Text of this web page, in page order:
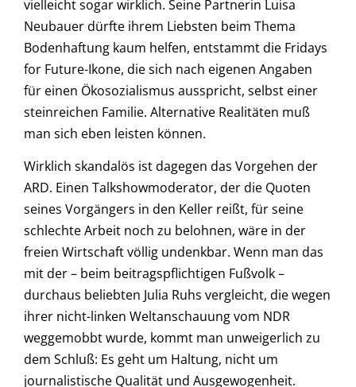
vielleicht sogar wirklich. Seine Partnerin Luisa
Neubauer dürfte ihrem Liebsten beim Thema
Bodenhaftung kaum helfen, entstammt die Fridays
for Future-Ikone, die sich nach eigenen Angaben
für einen Ökosozialismus ausspricht, selbst einer
steinreichen Familie. Alternative Realitäten muß
man sich eben leisten können.
Wirklich skandalös ist dagegen das Vorgehen der
ARD. Einen Talkshowmoderator, der die Quoten
seines Vorgängers in den Keller reißt, für seine
schlechte Arbeit noch zu belohnen, wäre in der
freien Wirtschaft völlig undenkbar. Wenn man das
mit der – beim beitragspflichtigen Fußvolk –
durchaus beliebten Julia Ruhs vergleicht, die wegen
ihrer nicht-linken Weltanschauung vom NDR
weggemobbt wurde, kommt man unweigerlich zu
dem Schluß: Es geht um Haltung, nicht um
journalistische Qualität und Ausgewogenheit.